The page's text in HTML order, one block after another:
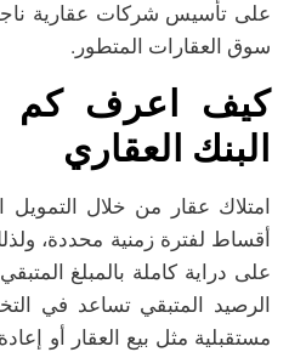
على تأسيس شركات عقارية
سوق العقارات المتطور.
كيف اعرف كم
البنك العقاري
امتلاك عقار من خلال التمويل
أقساط لفترة زمنية محددة،
على دراية كاملة بالمبلغ
الرصيد المتبقي تساعد في
مستقبلية مثل بيع العقار أو